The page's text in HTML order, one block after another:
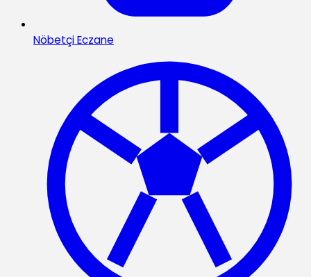
Nöbetçi Eczane